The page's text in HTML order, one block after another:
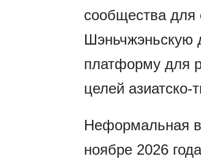
сообщества для
Шэньчжэньскую
платформу для
целей азиатско-
Неформальная
ноябре 2026